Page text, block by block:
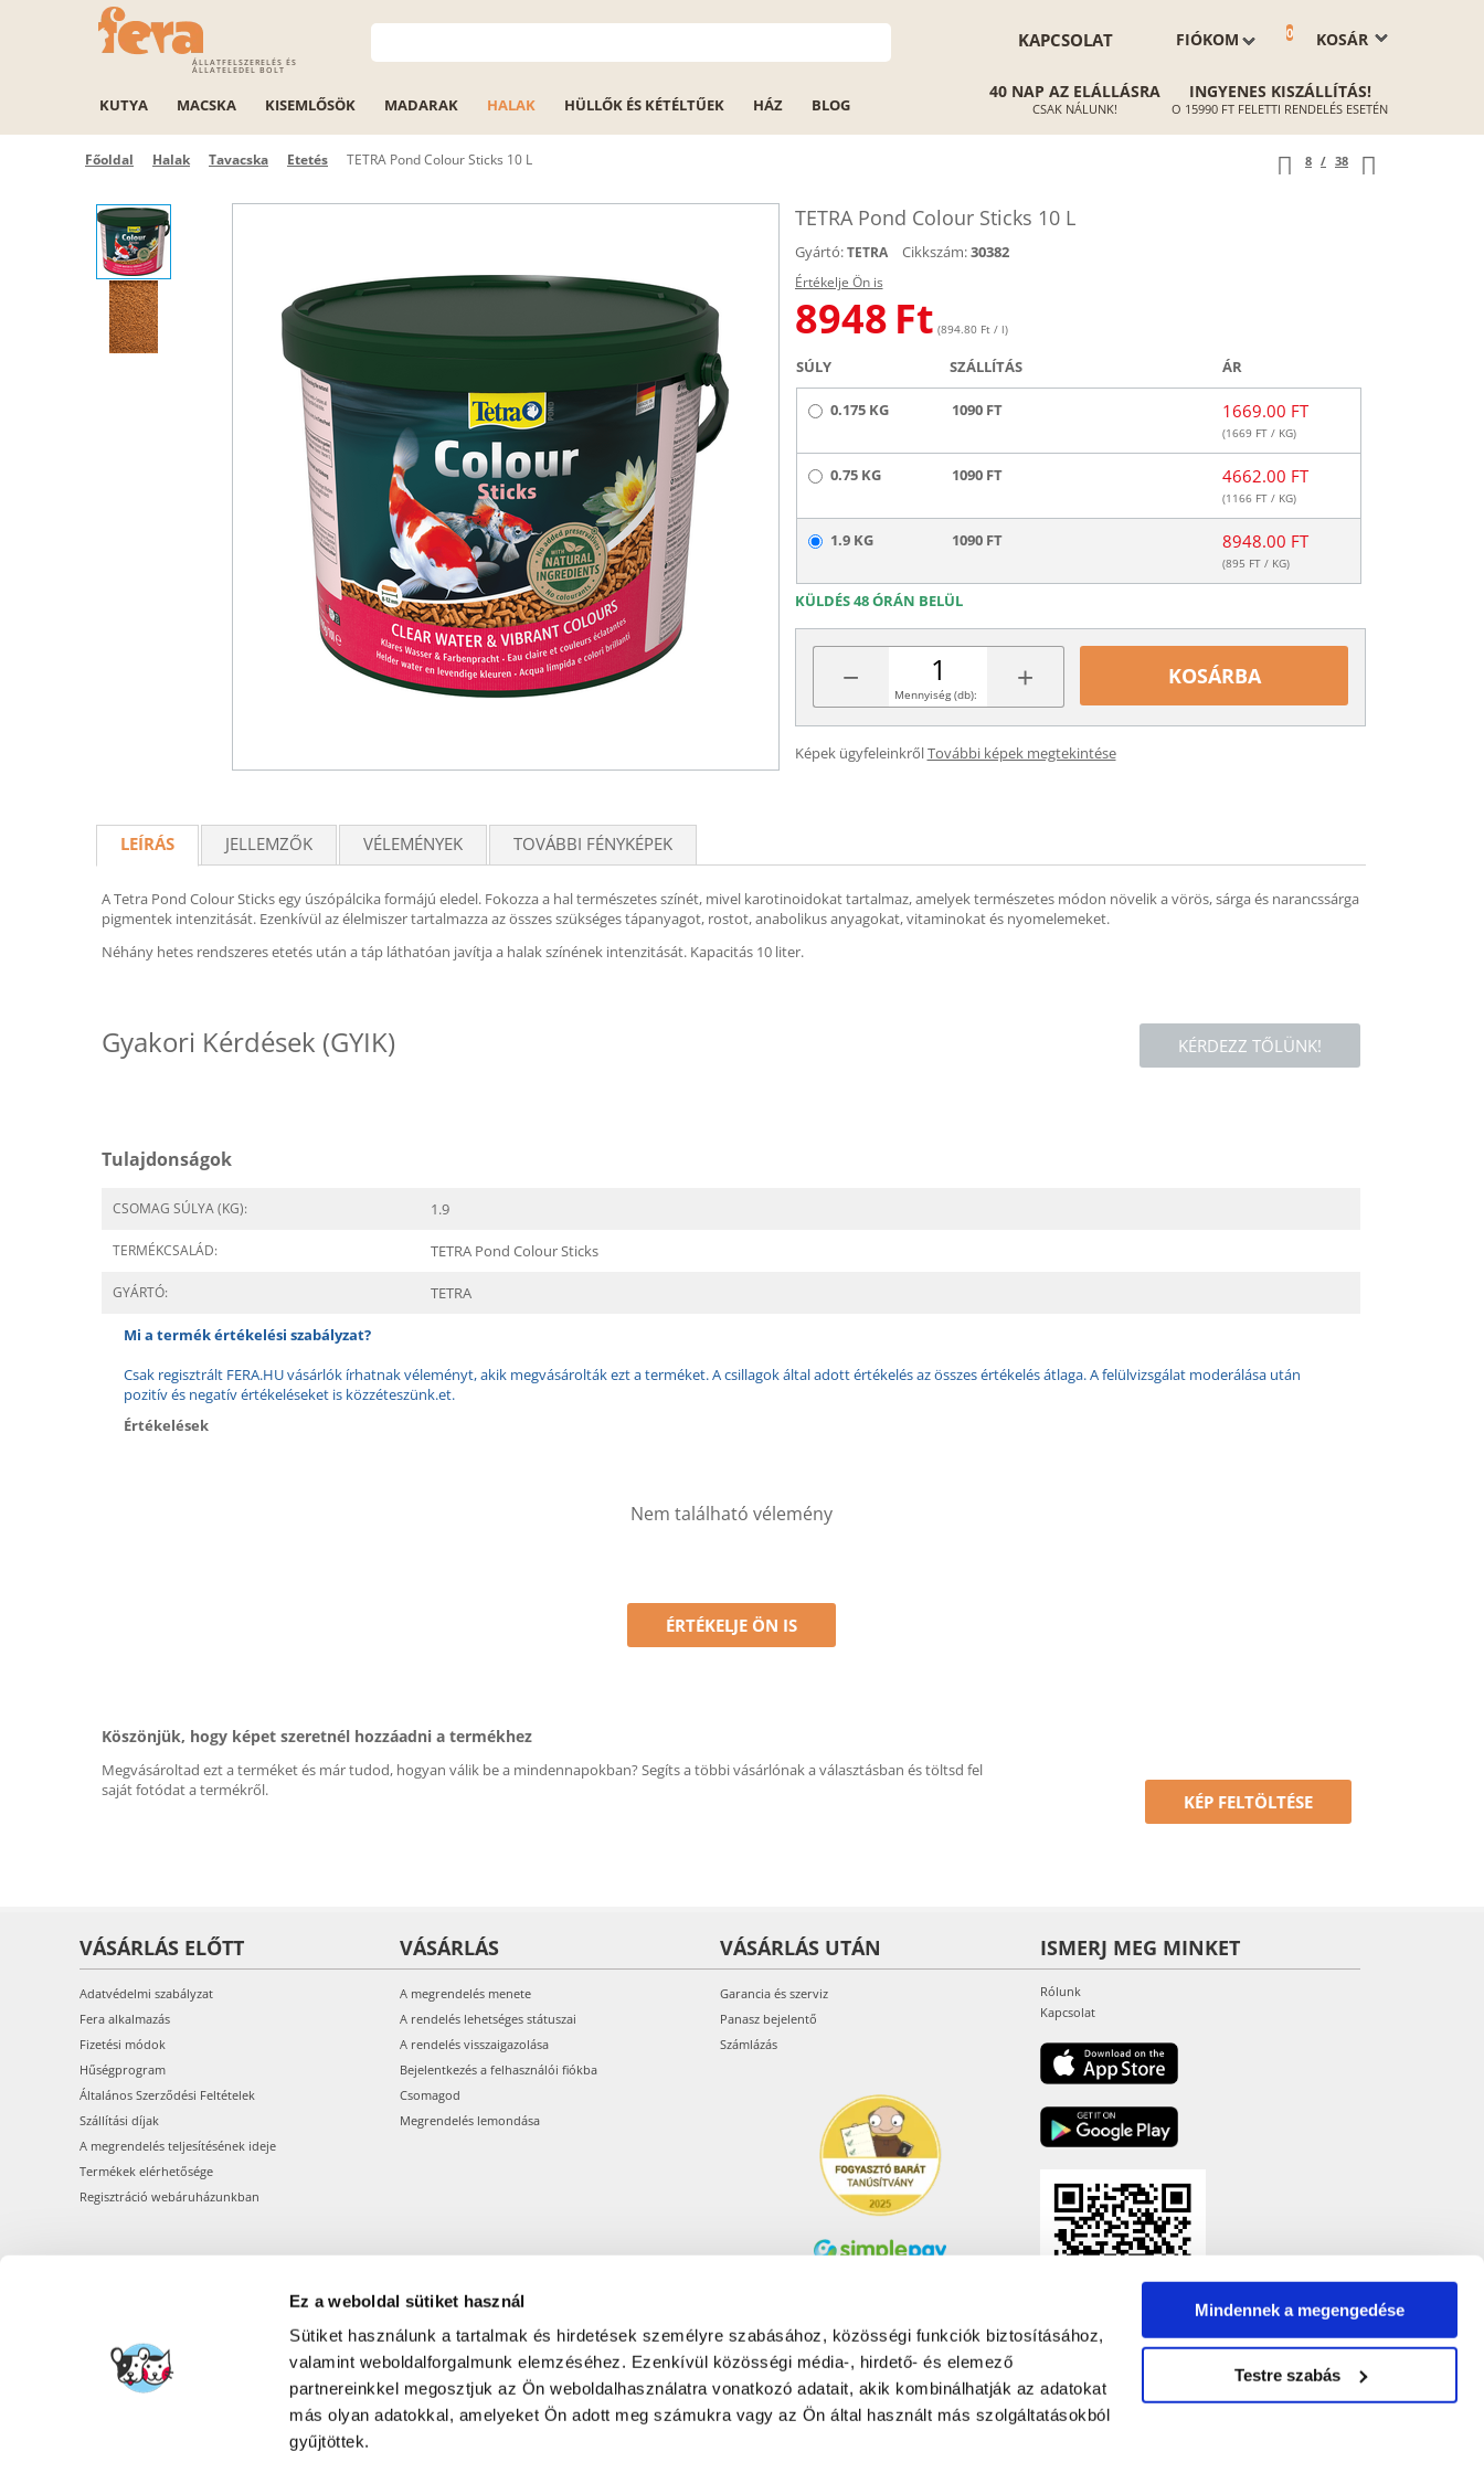
Ez a weboldal sütiket használ
Sütiket használunk a tartalmak és hirdetések személyre szabásához, közösségi funkciók biztosításához,
valamint weboldalforgalmunk elemzéséhez. Ezenkívül közösségi média-, hirdető- és elemező
partnereinkkel megosztjuk az Ön weboldalhasználatra vonatkozó adatait, akik kombinálhatják az adatokat
más olyan adatokkal, amelyeket Ön adott meg számukra vagy az Ön által használt más szolgáltatásokból
gyűjtöttek.
Mindennek a megengedése
Testre szabás
ÁLLATFELSZERELÉS ÉS
ÁLLATELEDEL BOLT
KOSÁR
0
FIÓKOM
KAPCSOLAT
KUTYA MACSKA KISEMLŐSÖK MADARAK HALAK HÜLLŐK ÉS KÉTÉLTŰEK HÁZ BLOG
40 NAP AZ ELÁLLÁSRA
CSAK NÁLUNK!
INGYENES KISZÁLLÍTÁS!
O 15990 FT FELETTI RENDELÉS ESETÉN
Főoldal Halak Tavacska Etetés TETRA Pond Colour Sticks 10 L 8 / 38
TETRA Pond Colour Sticks 10 L
Gyártó: TETRA Cikkszám:30382
Értékelje Ön is
8948 Ft (894.80 Ft / l)
SÚLY SZÁLLÍTÁS ÁR
0.175 KG 1090 FT 1669.00 FT
(1669 FT / KG)
0.75 KG 1090 FT 4662.00 FT
(1166FT / KG)
1.9 KG 1090 FT 8948.00 FT
(895 FT / KG)
KÜLDÉS 48 ÓRÁN BELÜL
− +
Mennyiség (db):
KOSÁRBA
Képek ügyfeleinkrőlTovábbi képek megtekintése
LEÍRÁS JELLEMZŐK VÉLEMÉNYEK TOVÁBBI FÉNYKÉPEK
A Tetra Pond Colour Sticks egy úszópálcika formájú eledel. Fokozza a hal természetes színét, mivel karotinoidokat tartalmaz, amelyek természetes módon növelik a vörös, sárga és narancssárga
pigmentek intenzitását. Ezenkívül az élelmiszer tartalmazza az összes szükséges tápanyagot, rostot, anabolikus anyagokat, vitaminokat és nyomelemeket.
Néhány hetes rendszeres etetés után a táp láthatóan javítja a halak színének intenzitását. Kapacitás 10 liter.
KÉRDEZZ TŐLÜNK!
Gyakori Kérdések (GYIK)
Tulajdonságok
CSOMAG SÚLYA (KG): 1.9
TERMÉKCSALÁD: TETRA Pond Colour Sticks
GYÁRTÓ: TETRA
Mi a termék értékelési szabályzat?
Csak regisztrált FERA.HU vásárlók írhatnak véleményt, akik megvásárolták ezt a terméket. A csillagok által adott értékelés az összes értékelés átlaga. A felülvizsgálat moderálása után
pozitív és negatív értékeléseket is közzéteszünk.et.
Értékelések
Nem található vélemény
ÉRTÉKELJE ÖN IS
Köszönjük, hogy képet szeretnél hozzáadni a termékhez
Megvásároltad ezt a terméket és már tudod, hogyan válik be a mindennapokban? Segíts a többi vásárlónak a választásban és töltsd fel
saját fotódat a termékről.
KÉP FELTÖLTÉSE
VÁSÁRLÁS ELŐTT
Adatvédelmi szabályzat
Fera alkalmazás
Fizetési módok
Hűségprogram
Általános Szerződési Feltételek
Szállítási díjak
A megrendelés teljesítésének ideje
Termékek elérhetősége
Regisztráció webáruházunkban
VÁSÁRLÁS
A megrendelés menete
A rendelés lehetséges státuszai
A rendelés visszaigazolása
Bejelentkezés a felhasználói fiókba
Csomagod
Megrendelés lemondása
VÁSÁRLÁS UTÁN
Garancia és szerviz
Panasz bejelentő
Számlázás
Olcsóbbat.hu – Spórolni
tudni kell
ISMERJ MEG MINKET
Rólunk
Kapcsolat